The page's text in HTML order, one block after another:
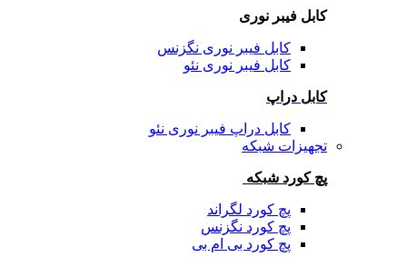
کابل فیبر نوری
کابل فیبر نوری نگزنس
کابل فیبر نوری نئو
کابل دراپ
کابل دراپ فیبر نوری نئو
تجهیزات شبکه
پچ کورد شبکه
پچ کورد لگراند
پچ کورد نگزنس
پچ کورد بی ام بی